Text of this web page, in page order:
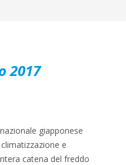
2017
giapponese
e
catena del freddo